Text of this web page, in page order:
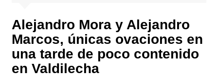
Alejandro Mora y Alejandro
Marcos, únicas ovaciones en
una tarde de poco contenido
en Valdilecha